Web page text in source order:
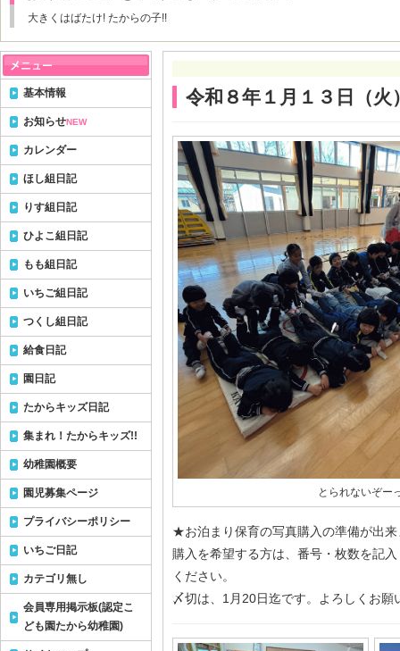
大きくはばたけ! たからの子!!
令和８年１月１３日（火
とられないぞー
★お泊まり保育の写真購入の準備が出来
購入を希望する方は、番号・枚数を記
ください。
〆切は、1月20日迄です。よろしくお願
基本情報
お知らせNEW
カレンダー
ほし組日記
りす組日記
ひよこ組日記
もも組日記
いちご組日記
つくし組日記
給食日記
園日記
たからキッズ日記
集まれ！たからキッズ!!
幼稚園概要
園児募集ページ
プライバシーポリシー
いちご日記
カテゴリ無し
会員専用掲示板(認定こ
ども園たから幼稚園)